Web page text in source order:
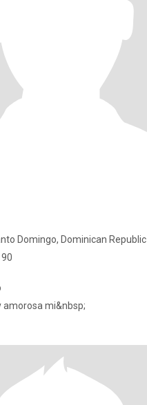
Domingo, Dominican Republic
amorosa mi&nbsp;